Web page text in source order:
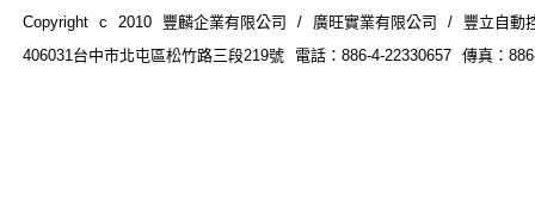
Copyright c 2010 豐麟企業有限公司 / 廣旺實業有限公司 / 豐立自動
406031台中市北屯區松竹路三段219號 電話：886-4-22330657 傳真：